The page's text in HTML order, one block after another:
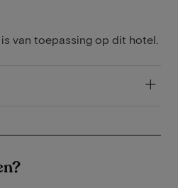
van toepassing op dit hotel.